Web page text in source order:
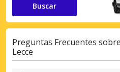
Buscar
Preguntas Frecuentes
Lecce